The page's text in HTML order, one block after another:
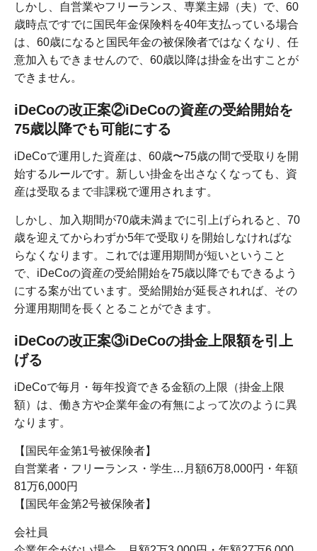
しかし、自営業やフリーランス、専業主婦（夫）で、60
歳時点ですでに国民年金保険料を40年支払っている場合
は、60歳になると国民年金の被保険者ではなくなり、任
意加入もできませんので、60歳以降は掛金を出すことが
できません。
iDeCoの改正案②iDeCoの資産の受給開始を
75歳以降でも可能にする
iDeCoで運用した資産は、60歳〜75歳の間で受取りを開
始するルールです。新しい掛金を出さなくなっても、資
産は受取るまで非課税で運用されます。
しかし、加入期間が70歳未満までに引上げられると、70
歳を迎えてからわずか5年で受取りを開始しなければな
らなくなります。これでは運用期間が短いということ
で、iDeCoの資産の受給開始を75歳以降でもできるよう
にする案が出ています。受給開始が延長されれば、その
分運用期間を長くとることができます。
iDeCoの改正案③iDeCoの掛金上限額を引上
げる
iDeCoで毎月・毎年投資できる金額の上限（掛金上限
額）は、働き方や企業年金の有無によって次のように異
なります。
【国民年金第1号被保険者】
自営業者・フリーランス・学生…月額6万8,000円・年額
81万6,000円
【国民年金第2号被保険者】
会社員